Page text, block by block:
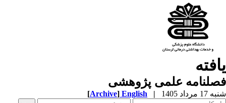
علمی پژوهشی
مرداد 1405 |
English
[Archive]